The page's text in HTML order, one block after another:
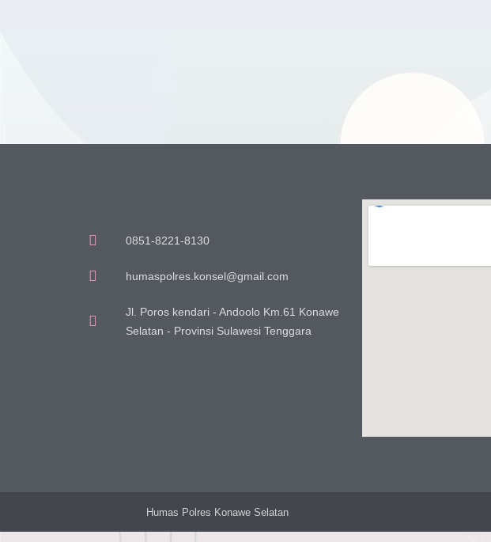
0851-8221-8130
humaspolres.konsel@gmail.com
Jl. Poros kendari - Andoolo Km.61 Konawe
Selatan - Provinsi Sulawesi Tenggara
Humas Polres Konawe Selatan